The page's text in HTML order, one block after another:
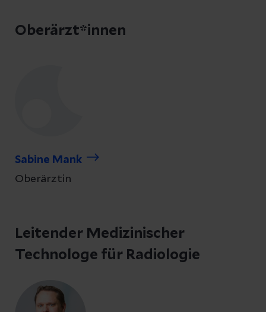
Oberärzt*innen
Sabine Mank
Oberärztin
Leitender Medizinischer
Technologe für Radiologie